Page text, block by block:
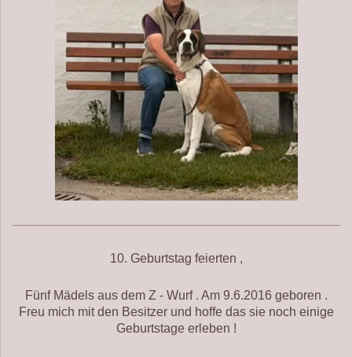
10. Geburtstag feierten ,
Fünf Mädels aus dem Z - Wurf . Am 9.6.2016 geboren .
Freu mich mit den Besitzer und hoffe das sie noch einige
Geburtstage erleben !